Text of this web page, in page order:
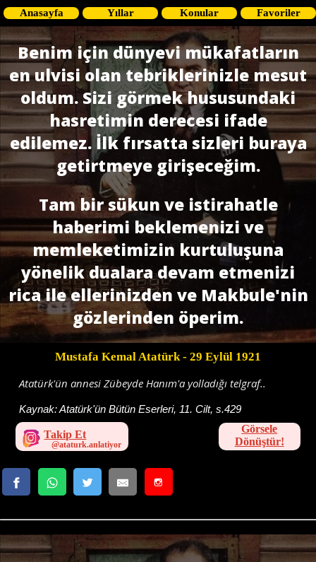
Anasayfa Yıllar Konular Favoriler
Benim için dünyevi mükafatların
en ulvisi olan tebriklerinizle mesut
oldum. Sizi görmek hususundaki
hasretimin derecesi ifade
edilemez. İlk fırsatta sizleri buraya
getirtmeye girişeceğim.
Tam bir sükun ve istirahatle
haberimi beklemenizi ve
memleketimizin kurtuluşuna
yönelik dualara devam etmenizi
rica ile ellerinizden ve Makbule'nin
gözlerinden öperim.
Mustafa Kemal Atatürk- 29 Eylül 1921
Atatürk'ün annesi Zübeyde Hanım'a yolladığı telgraf..
Kaynak:Atatürk'ün Bütün Eserleri, 11. Cilt, s.429
Takip Et
Görsele
Dönüştür!